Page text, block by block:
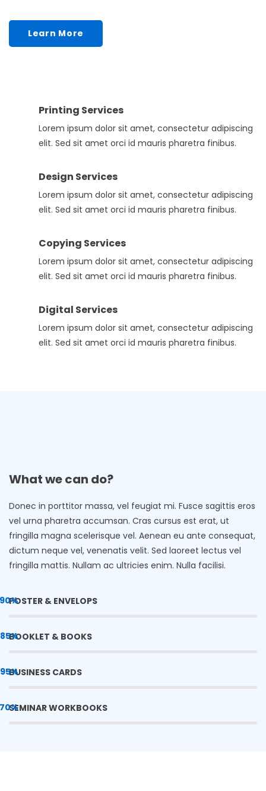
Learn More
Printing Services
Lorem ipsum dolor sit amet, consectetur adipiscing
elit. Sed sit amet orci id mauris pharetra finibus.
Design Services
Lorem ipsum dolor sit amet, consectetur adipiscing
elit. Sed sit amet orci id mauris pharetra finibus.
Copying Services
Lorem ipsum dolor sit amet, consectetur adipiscing
elit. Sed sit amet orci id mauris pharetra finibus.
Digital Services
Lorem ipsum dolor sit amet, consectetur adipiscing
elit. Sed sit amet orci id mauris pharetra finibus.
What we can do?
Donec in porttitor massa, vel feugiat mi. Fusce sagittis eros
vel urna pharetra accumsan. Cras cursus est erat, ut
fringilla magna scelerisque vel. Aenean eu ante consequat,
dictum neque vel, venenatis velit. Sed laoreet lectus vel
fringilla mattis. Nullam ac ultricies enim. Nulla facilisi.
POSTER & ENVELOPS
90%
BOOKLET & BOOKS
85%
BUSINESS CARDS
95%
SEMINAR WORKBOOKS
70%